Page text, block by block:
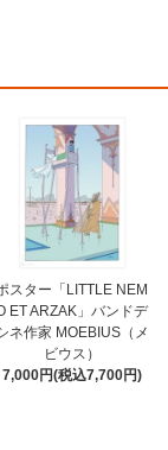
スター「LITTLE NEM
ET ARZAK」バンドデ
ネ作家 MOEBIUS（メ
ビウス）
7,000円(税込7,700円)